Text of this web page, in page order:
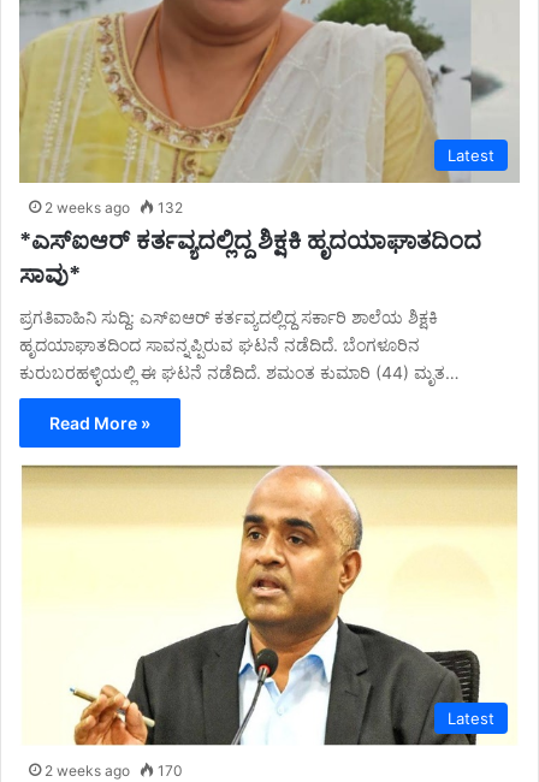
Latest
2 weeks ago 132
*ಎಸ್‌ಐಆರ್ ಕರ್ತವ್ಯದಲ್ಲಿದ್ದ ಶಿಕ್ಷಕಿ ಹೃದಯಾಘಾತದಿಂದ
ಸಾವು*
ಪ್ರಗತಿವಾಹಿನಿ ಸುದ್ದಿ: ಎಸ್‌ಐಆರ್ ಕರ್ತವ್ಯದಲ್ಲಿದ್ದ ಸರ್ಕಾರಿ ಶಾಲೆಯ ಶಿಕ್ಷಕಿ
ಹೃದಯಾಘಾತದಿಂದ ಸಾವನ್ನಪ್ಪಿರುವ ಘಟನೆ ನಡೆದಿದೆ. ಬೆಂಗಳೂರಿನ
ಕುರುಬರಹಳ್ಳಿಯಲ್ಲಿ ಈ ಘಟನೆ ನಡೆದಿದೆ. ಶಮಂತ ಕುಮಾರಿ (44) ಮೃತ…
Read More »
Latest
2 weeks ago 170